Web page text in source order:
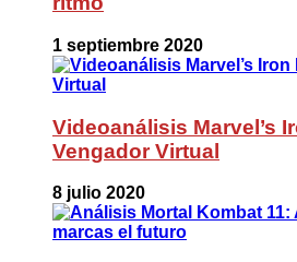
1 septiembre 2020
Videoanálisis Marvel’s
Vengador Virtual
8 julio 2020